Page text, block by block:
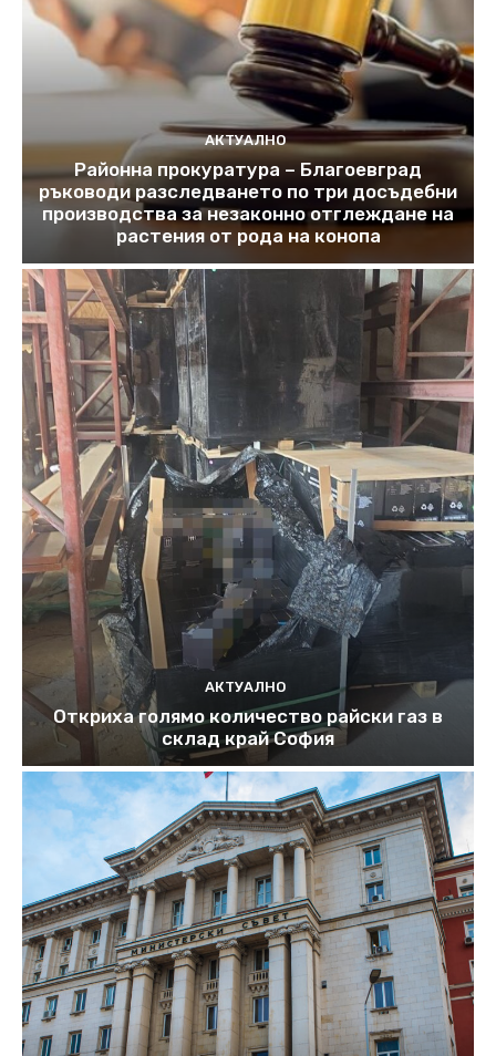
АКТУАЛНО
Районна прокуратура – Благоевград
ръководи разследването по три досъдебни
производства за незаконно отглеждане на
растения от рода на конопа
АКТУАЛНО
Откриха голямо количество райски газ в
склад край София